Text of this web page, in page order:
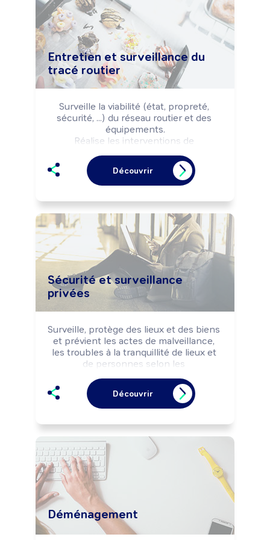
Entretien et surveillance du
tracé routier
Surveille la viabilité (état, propreté,
sécurité, ...) du réseau routier et des
équipements.
Réalise les interventions de
règles de sécurité et les impératifs
d'exploitation (flux, trafic, ...).
Peut coordonner l'activité d'une équipe.
Découvrir
Sécurité et surveillance
privées
Surveille, protège des lieux et des biens
et prévient les actes de malveillance,
les troubles à la tranquillité de lieux et
de personnes selon les
encadrer une équipe.
Découvrir
Déménagement